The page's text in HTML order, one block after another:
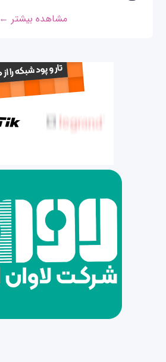
مشاهده بیشتر ←